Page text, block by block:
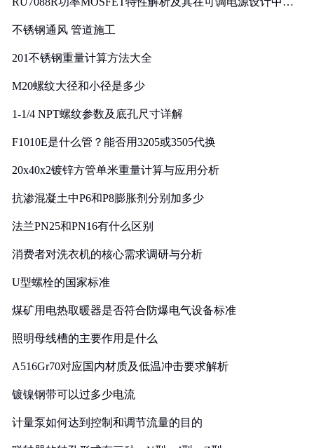
不锈钢通风 管道施工
201不锈钢重量计算方法大全
M20螺纹大径和小径是多少
1-1/4 NPT螺纹参数及底孔尺寸详解
F1010E是什么管？能否用3205或3505代换
20x40x2镀锌方管单米重量计算与应用分析
抗渗混凝土中P6和P8膨胀剂分别加多少
法兰PN25和PN16有什么区别
消费者对洗衣机的核心需求调研与分析
U型螺栓的国家标准
煤矿用电热取暖器是否符合防爆电气设备标准
照明母线槽的主要作用是什么
A516Gr70对应国内材质及低温冲击要求解析
镀镍钢带可以过多少电流
计量泵如何达到控制和调节流量的目的